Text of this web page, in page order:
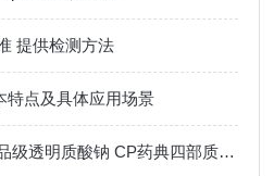
提供检测方法
特点及具体应用场景
药用级玻璃酸钠 化妆品级透明质酸钠 CP药典四部质量标准